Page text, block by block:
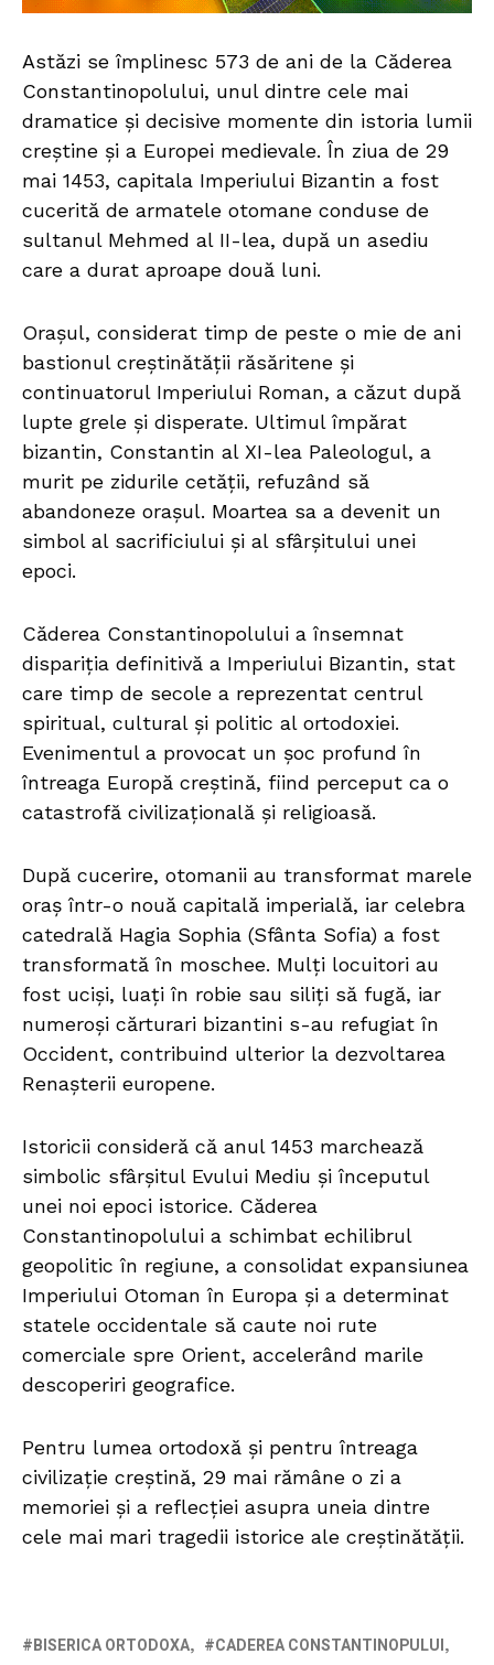
Astăzi se împlinesc 573 de ani de la Căderea
Constantinopolului, unul dintre cele mai
dramatice și decisive momente din istoria lumii
creștine și a Europei medievale. În ziua de 29
mai 1453, capitala Imperiului Bizantin a fost
cucerită de armatele otomane conduse de
sultanul Mehmed al II-lea, după un asediu
care a durat aproape două luni.
Orașul, considerat timp de peste o mie de ani
bastionul creștinătății răsăritene și
continuatorul Imperiului Roman, a căzut după
lupte grele și disperate. Ultimul împărat
bizantin, Constantin al XI-lea Paleologul, a
murit pe zidurile cetății, refuzând să
abandoneze orașul. Moartea sa a devenit un
simbol al sacrificiului și al sfârșitului unei
epoci.
Căderea Constantinopolului a însemnat
dispariția definitivă a Imperiului Bizantin, stat
care timp de secole a reprezentat centrul
spiritual, cultural și politic al ortodoxiei.
Evenimentul a provocat un șoc profund în
întreaga Europă creștină, fiind perceput ca o
catastrofă civilizațională și religioasă.
După cucerire, otomanii au transformat marele
oraș într-o nouă capitală imperială, iar celebra
catedrală Hagia Sophia (Sfânta Sofia) a fost
transformată în moschee. Mulți locuitori au
fost uciși, luați în robie sau siliți să fugă, iar
numeroși cărturari bizantini s-au refugiat în
Occident, contribuind ulterior la dezvoltarea
Renașterii europene.
Istoricii consideră că anul 1453 marchează
simbolic sfârșitul Evului Mediu și începutul
unei noi epoci istorice. Căderea
Constantinopolului a schimbat echilibrul
geopolitic în regiune, a consolidat expansiunea
Imperiului Otoman în Europa și a determinat
statele occidentale să caute noi rute
comerciale spre Orient, accelerând marile
descoperiri geografice.
Pentru lumea ortodoxă și pentru întreaga
civilizație creștină, 29 mai rămâne o zi a
memoriei și a reflecției asupra uneia dintre
cele mai mari tragedii istorice ale creștinătății.
BISERICA ORTODOXA CADEREA CONSTANTINOPULUI